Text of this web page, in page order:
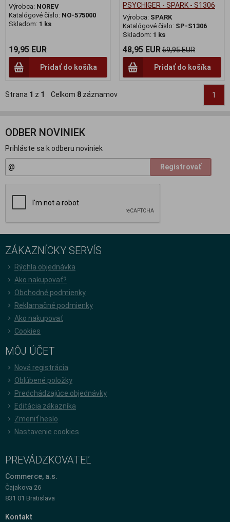
Výrobca: NOREV
Katalógové číslo: NO-575000
Skladom: 1 ks
19,95 EUR
Pridať do košíka
PSYCHIGER - SPARK - S1306
Výrobca: SPARK
Katalógové číslo: SP-S1306
Skladom: 1 ks
48,95 EUR69,95 EUR
Pridať do košíka
Strana 1 z 1 Celkom 8 záznamov 1
ODBER NOVINIEK
Prihláste sa k odberu noviniek
Registrovať
ZÁKAZNÍCKY SERVÍS
Rýchla objednávka
Ako nakupovať?
Obchodné podmienky
Reklamačné podmienky
Ako nakupovať
Cookies
MÔJ ÚČET
Nová registrácia
Oblúbené položky
Predchádzajúce objednávky
Editácia zákazníka
Zmeniť heslo
Nastavenie cookies
PREVÁDZKOVATEĽ
Commerce, a.s.
Čajakova 26
831 01 Bratislava
Kontakt